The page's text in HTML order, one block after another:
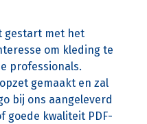
gestart met het
om kleding te
professionals.
gemaakt en zal
bij ons aangeleverd
goede kwaliteit PDF-